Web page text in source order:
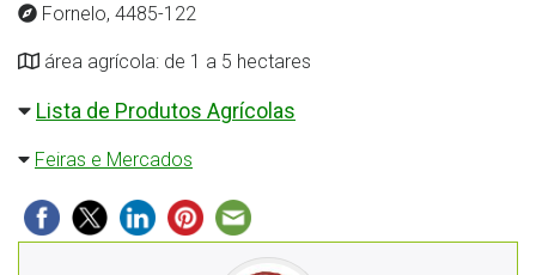
Fornelo, 4485-122
área agrícola: de 1 a 5 hectares
Lista de Produtos Agrícolas
Feiras e Mercados